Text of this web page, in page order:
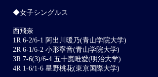
◆女子シングルス
西飛奈
1R 6-2/6-1 阿出川暖乃(青山学院大学)
2R 6-1/6-2 小形寧音(青山学院大学)
3R 7-6(3)/6-4 五十嵐唯愛(明治大学)
4R 1-6/1-6 星野桃花(東京国際大学)